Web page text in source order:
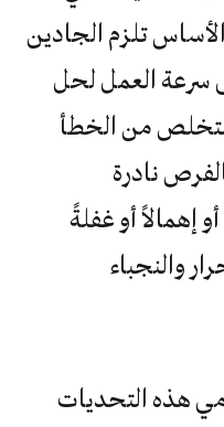
تلزم الجادين
سرعة العمل لحل
من الخطأ
نادرة
إهمالاً أو غفلةً
والنجباء
هذه التحديات